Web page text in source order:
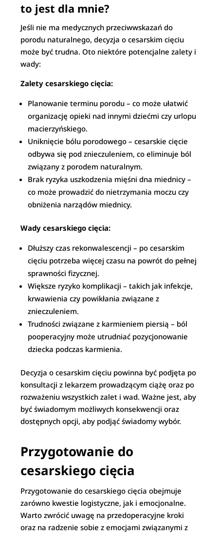
to jest dla mnie?
Jeśli nie ma medycznych przeciwwskazań do
porodu naturalnego, decyzja o cesarskim cięciu
może być trudna. Oto niektóre potencjalne zalety i
wady:
Zalety cesarskiego cięcia:
Planowanie terminu porodu – co może ułatwić
organizację opieki nad innymi dziećmi czy urlopu
macierzyńskiego.
Uniknięcie bólu porodowego – cesarskie cięcie
odbywa się pod znieczuleniem, co eliminuje ból
związany z porodem naturalnym.
Brak ryzyka uszkodzenia mięśni dna miednicy –
co może prowadzić do nietrzymania moczu czy
obniżenia narządów miednicy.
Wady cesarskiego cięcia:
Dłuższy czas rekonwalescencji – po cesarskim
cięciu potrzeba więcej czasu na powrót do pełnej
sprawności fizycznej.
Większe ryzyko komplikacji – takich jak infekcje,
krwawienia czy powikłania związane z
znieczuleniem.
Trudności związane z karmieniem piersią – ból
pooperacyjny może utrudniać pozycjonowanie
dziecka podczas karmienia.
Decyzja o cesarskim cięciu powinna być podjęta po
konsultacji z lekarzem prowadzącym ciążę oraz po
rozważeniu wszystkich zalet i wad. Ważne jest, aby
być świadomym możliwych konsekwencji oraz
dostępnych opcji, aby podjąć świadomy wybór.
Przygotowanie do
cesarskiego cięcia
Przygotowanie do cesarskiego cięcia obejmuje
zarówno kwestie logistyczne, jak i emocjonalne.
Warto zwrócić uwagę na przedoperacyjne kroki
oraz na radzenie sobie z emocjami związanymi z